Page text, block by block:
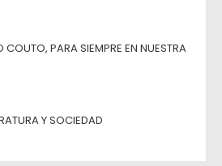
COUTO, PARA SIEMPRE EN NUESTRA
Y SOCIEDAD